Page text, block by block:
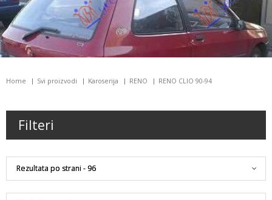
Home Svi proizvodi Karoserija RENO RENO CLIO 90-94
Filteri